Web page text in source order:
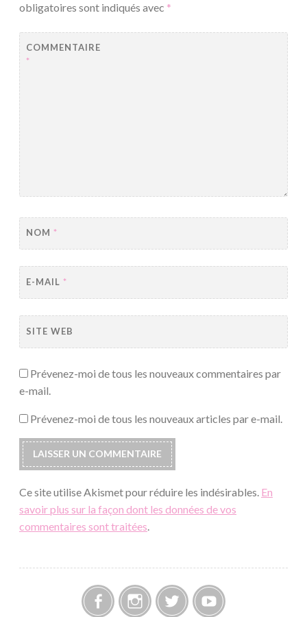
obligatoires sont indiqués avec *
COMMENTAIRE
*
NOM *
E-MAIL *
SITE WEB
Prévenez-moi de tous les nouveaux commentaires par
e-mail.
Prévenez-moi de tous les nouveaux articles par e-mail.
Ce site utilise Akismet pour réduire les indésirables. En
savoir plus sur la façon dont les données de vos
commentaires sont traitées.